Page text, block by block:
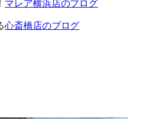
マレア横浜店のブログ
心斎橋店のブログ